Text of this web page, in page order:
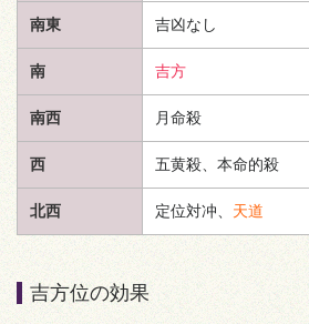
南東 吉凶なし
南 吉方
南西 月命殺
西 五黄殺、本命的殺
北西 定位対冲、 天道
吉方位の効果